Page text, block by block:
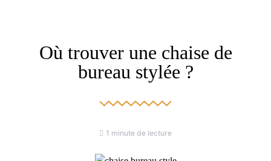
Où trouver une chaise de
bureau stylée ?
1 minute de lecture